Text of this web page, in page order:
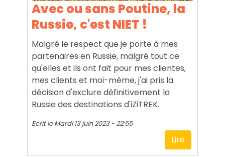
Avec ou sans Poutine, la
Russie, c'est NIET !
Malgré le respect que je porte à mes
partenaires en Russie, malgré tout ce
qu'elles et ils ont fait pour mes clientes,
mes clients et moi-même, j'ai pris la
décision d'exclure définitivement la
Russie des destinations d'iZiTREK.
Ecrit leMardi 13 juin 2023 - 22:55
Lire